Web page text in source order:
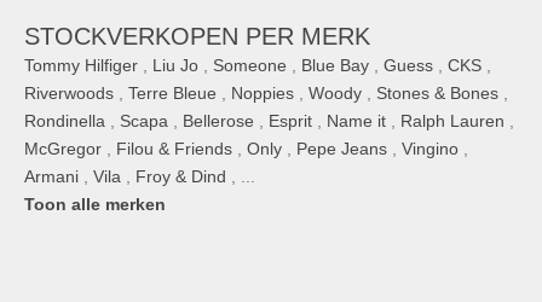
STOCKVERKOPEN PER MERK
Tommy Hilfiger Liu Jo Someone Blue Bay Guess CKS
Riverwoods
Terre Bleue Noppies Woody Stones & Bones
Rondinella
Scapa Bellerose Esprit Name it Ralph Lauren
McGregor
Filou & Friends Only Pepe Jeans Vingino
Armani
Vila Froy & Dind
Toon alle merken